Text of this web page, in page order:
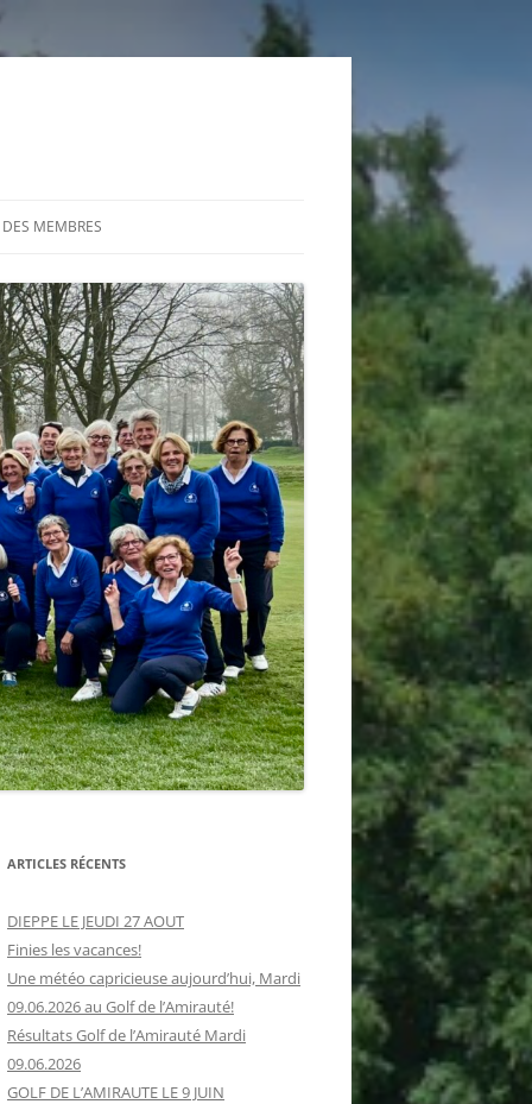
MEMBRES
ARTICLES RÉCENTS
DIEPPE LE JEUDI 27 AOUT
Finies les vacances!
Une météo capricieuse aujourd’hui, Mardi
09.06.2026 au Golf de l’Amirauté!
Résultats Golf de l’Amirauté Mardi
09.06.2026
GOLF DE L’AMIRAUTE LE 9 JUIN